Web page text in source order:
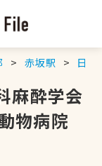
赤坂駅 日本
麻酔学会
物病院